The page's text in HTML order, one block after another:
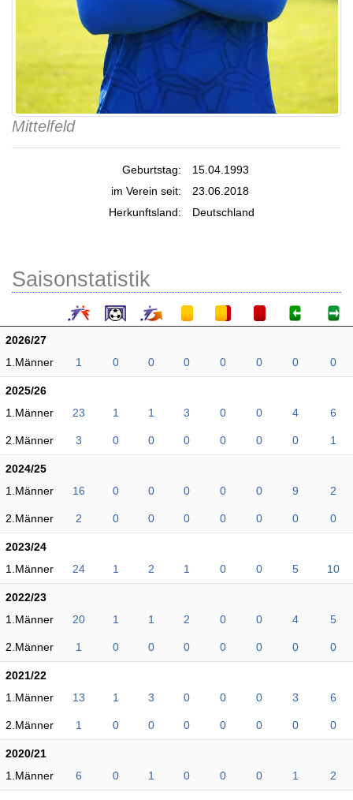
Mittelfeld
Geburtstag:
15.04.1993
im Verein seit:
23.06.2018
Herkunftsland:
Deutschland
Saisonstatistik
2026/27
1.Männer
1 0 0 0 0 0 0 0
2025/26
1.Männer
23 1 1 3 0 0 4 6
2.Männer 3 0 0 0 0 0 0 1
2024/25
1.Männer
16 0 0 0 0 0 9 2
2.Männer 2 0 0 0 0 0 0 0
2023/24
1.Männer
24 1 2 1 0 0 5 10
2022/23
1.Männer
20 1 1 2 0 0 4 5
2.Männer 1 0 0 0 0 0 0 0
2021/22
1.Männer
13 1 3 0 0 0 3 6
2.Männer 1 0 0 0 0 0 0 0
2020/21
1.Männer
6 0 1 0 0 0 1 2